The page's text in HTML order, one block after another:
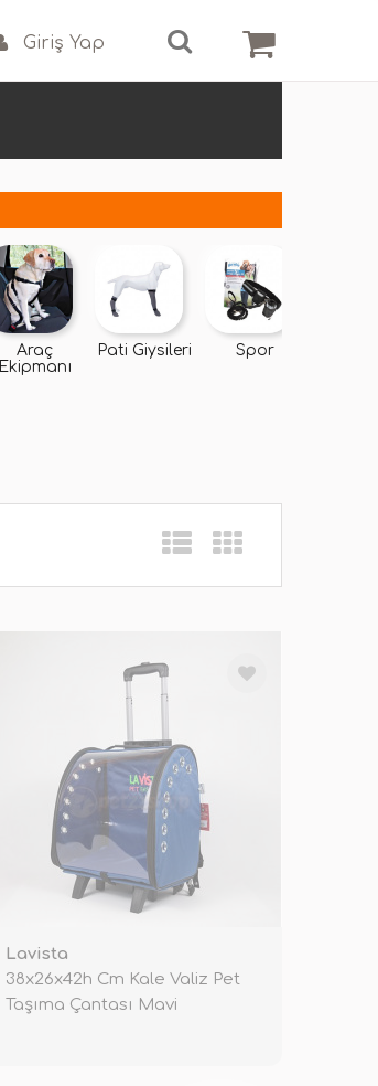
Giriş Yap
Araç
Ekipmanı
Pati Giysileri Spor
Lavista
38x26x42h Cm Kale Valiz Pet
Taşıma Çantası Mavi